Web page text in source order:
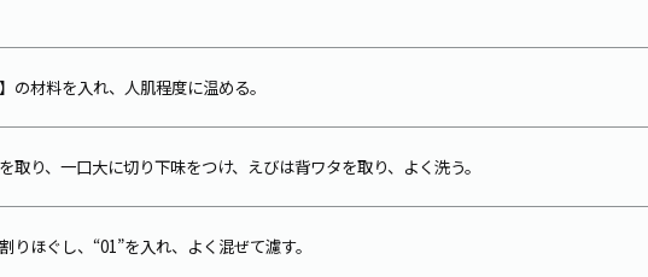
の材料を入れ、人肌程度に温める。
取り、一口大に切り下味をつけ、えびは背ワタを取り、よく洗う。
りほぐし、“01”を入れ、よく混ぜて濾す。